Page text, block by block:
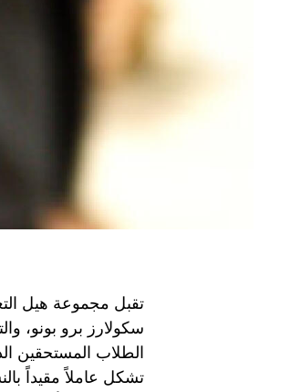
تقبل مجموعة هيل
سكولارز برو بونو،
الطلاب المستحقين
تشكل عاملاً مقيداً